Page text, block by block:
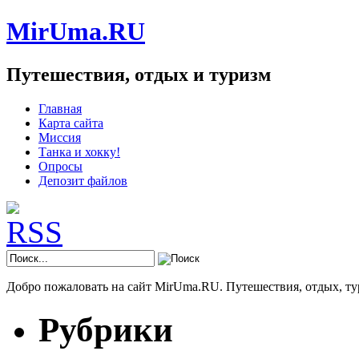
MirUma.RU
Путешествия, отдых и туризм
Главная
Карта сайта
Миссия
Танка и хокку!
Опросы
Депозит файлов
Добро пожаловать на сайт MirUma.RU. Путешествия, отдых,
Рубрики